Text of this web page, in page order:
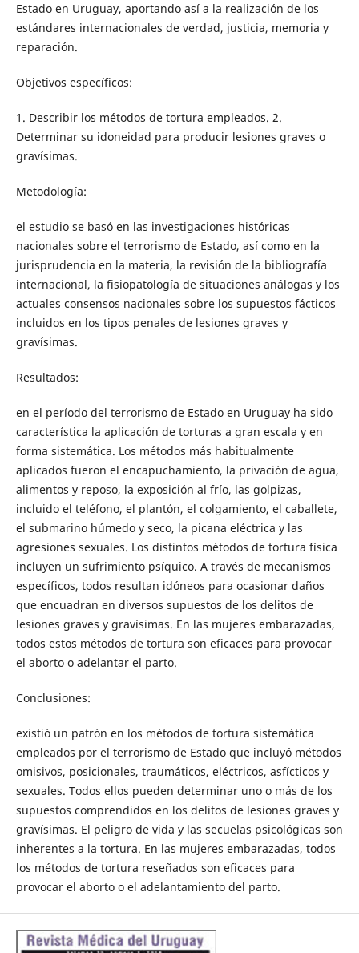
Estado en Uruguay, aportando así a la realización de los
estándares internacionales de verdad, justicia, memoria y
reparación.
Objetivos específicos:
1. Describir los métodos de tortura empleados. 2.
Determinar su idoneidad para producir lesiones graves o
gravísimas.
Metodología:
el estudio se basó en las investigaciones históricas
nacionales sobre el terrorismo de Estado, así como en la
jurisprudencia en la materia, la revisión de la bibliografía
internacional, la fisiopatología de situaciones análogas y los
actuales consensos nacionales sobre los supuestos fácticos
incluidos en los tipos penales de lesiones graves y
gravísimas.
Resultados:
en el período del terrorismo de Estado en Uruguay ha sido
característica la aplicación de torturas a gran escala y en
forma sistemática. Los métodos más habitualmente
aplicados fueron el encapuchamiento, la privación de agua,
alimentos y reposo, la exposición al frío, las golpizas,
incluido el teléfono, el plantón, el colgamiento, el caballete,
el submarino húmedo y seco, la picana eléctrica y las
agresiones sexuales. Los distintos métodos de tortura física
incluyen un sufrimiento psíquico. A través de mecanismos
específicos, todos resultan idóneos para ocasionar daños
que encuadran en diversos supuestos de los delitos de
lesiones graves y gravísimas. En las mujeres embarazadas,
todos estos métodos de tortura son eficaces para provocar
el aborto o adelantar el parto.
Conclusiones:
existió un patrón en los métodos de tortura sistemática
empleados por el terrorismo de Estado que incluyó métodos
omisivos, posicionales, traumáticos, eléctricos, asfícticos y
sexuales. Todos ellos pueden determinar uno o más de los
supuestos comprendidos en los delitos de lesiones graves y
gravísimas. El peligro de vida y las secuelas psicológicas son
inherentes a la tortura. En las mujeres embarazadas, todos
los métodos de tortura reseñados son eficaces para
provocar el aborto o el adelantamiento del parto.